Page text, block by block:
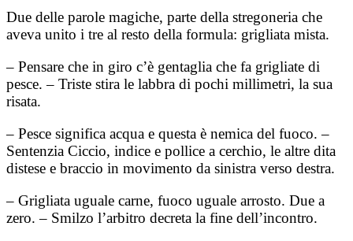
Due delle parole magiche, parte della stregoneria che
aveva unito i tre al resto della formula: grigliata mista.
– Pensare che in giro c’è gentaglia che fa grigliate di
pesce. – Triste stira le labbra di pochi millimetri, la sua
risata.
– Pesce significa acqua e questa è nemica del fuoco. –
Sentenzia Ciccio, indice e pollice a cerchio, le altre dita
distese e braccio in movimento da sinistra verso destra.
– Grigliata uguale carne, fuoco uguale arrosto. Due a
zero. – Smilzo l’arbitro decreta la fine dell’incontro.